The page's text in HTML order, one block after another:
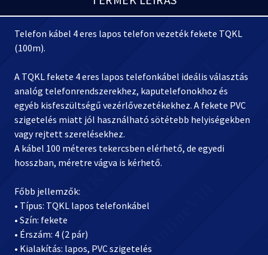
Telefon kábel 4 eres lapos telefon vezeték fekete TQKL
(100m).
A TQKL fekete 4 eres lapos telefonkábel ideális választás
analóg telefonrendszerekhez, kaputelefonokhoz és
egyéb kisfeszültségű vezérlővezetékekhez. A fekete PVC
szigetelés miatt jól használható sötétebb helyiségekben
vagy rejtett szerelésekhez.
A kábel 100 méteres tekercsben elérhető, de egyedi
hosszban, méretre vágva is kérhető.
Főbb jellemzők:
• Típus: TQKL lapos telefonkábel
• Szín: fekete
• Érszám: 4 (2 pár)
• Kialakítás: lapos, PVC szigetelés